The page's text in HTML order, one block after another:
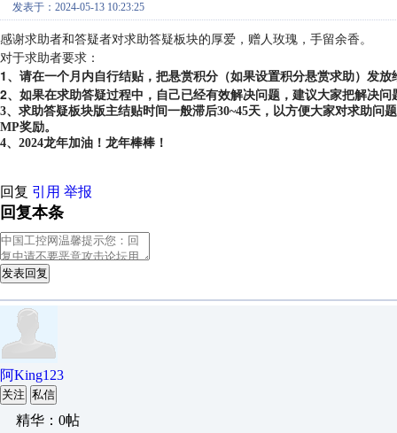
发表于：2024-05-13 10:23:25
感谢求助者和答疑者对求助答疑板块的厚爱，赠人玫瑰，手留余香。
对于求助者要求：
1、请在一个月内自行结贴，把悬赏积分（如果设置积分悬赏求助）发放
2、如果在求助答疑过程中，自己已经有效解决问题，建议大家把解决
3、求助答疑板块版主结贴时间一般滞后30~45天，以方便大家对求助
MP奖励。
4、2024龙年加油！龙年棒棒！
回复 引用 举报
回复本条
发表回复
阿King123
关注 私信
精华：0帖